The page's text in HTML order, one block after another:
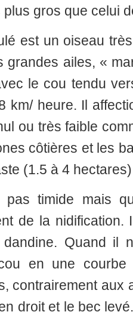
gros que celui
est un oiseau
grandes ailes, «
le cou tendu
km/ heure. Il
ou très faible
côtières et les
(1.5 à 4
pas timide mais
de la nidification.
Quand il
en une
contrairement aux
droit et le bec